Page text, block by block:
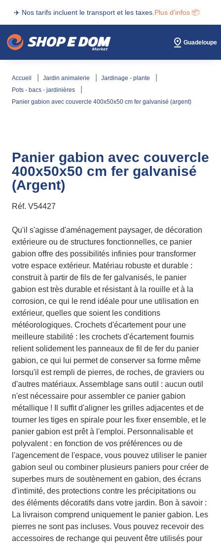
✈️ Nos tarifs incluent le transport et les taxes. Plus d'infos 📦
Guadeloupe
accueil jardin animalerie
jardinage - plante
pots - bacs - jardinières
panier gabion avec couvercle 400x50x50 cm fer galvanisé (argent)
Panier gabion avec couvercle
400x50x50 cm fer galvanisé
(Argent)
Réf. V54427
Qu'il s'agisse d'aménagement paysager, de décoration
extérieure ou de structures fonctionnelles, ce panier
gabion offre des possibilités infinies pour transformer
votre espace extérieur. Matériau robuste et durable :
construit à partir de fils de fer galvanisés, le panier
gabion est très durable et résistant à la rouille et à la
corrosion, ce qui le rend idéale pour une utilisation en
extérieur, quelles que soient les conditions
météorologiques. Crochets d'écartement pour une
meilleure stabilité : les crochets d'écartement fournis
relient solidement les panneaux de fil de fer du panier
gabion, ce qui lui permet de conserver sa forme même
lorsqu'il est rempli de pierres, de roches, de graviers ou
d'autres matériaux. Assemblage sans outil : aucun outil
n'est nécessaire pour assembler ce panier gabion
métallique ! Il suffit d'aligner les grilles adjacentes et de
tourner les tiges en spirale pour les fixer ensemble, et le
panier gabion est prêt à l'emploi. Personnalisable et
polyvalent : en fonction de vos préférences ou de
l'agencement de l'espace, vous pouvez utiliser le panier
gabion seul ou combiner plusieurs paniers pour créer de
superbes murs de soutènement en gabion, des écrans
d'intimité, des protections contre les précipitations ou
des éléments décoratifs dans votre jardin. Bon à savoir :
La livraison comprend uniquement le panier gabion. Les
pierres ne sont pas incluses. Vous pouvez recevoir des
accessoires de rechange qui peuvent être utilisés pour